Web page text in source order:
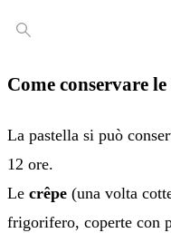
Come conservare le
La pastella si può
12 ore.
Le crêpe (una volta
frigorifero, coperte con